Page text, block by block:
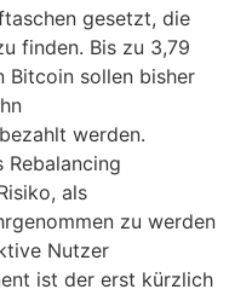
gesetzt, die
finden. Bis zu 3,79
Bitcoin sollen bisher
werden.
Rebalancing
als
zu werden
Nutzer
ist der erst kürzlich